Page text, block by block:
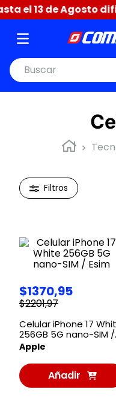
de Agosto difiere
Buscar
$1370,95
$2201,97
Celular iPhone 17
256GB 5G nano-SIM /
Esim
Apple
Añadir
al